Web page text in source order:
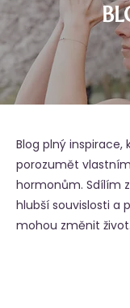
Blog plný inspirace,
porozumět
hormonům. Sdílím
hlubší souvislosti a
mohou změnit život.